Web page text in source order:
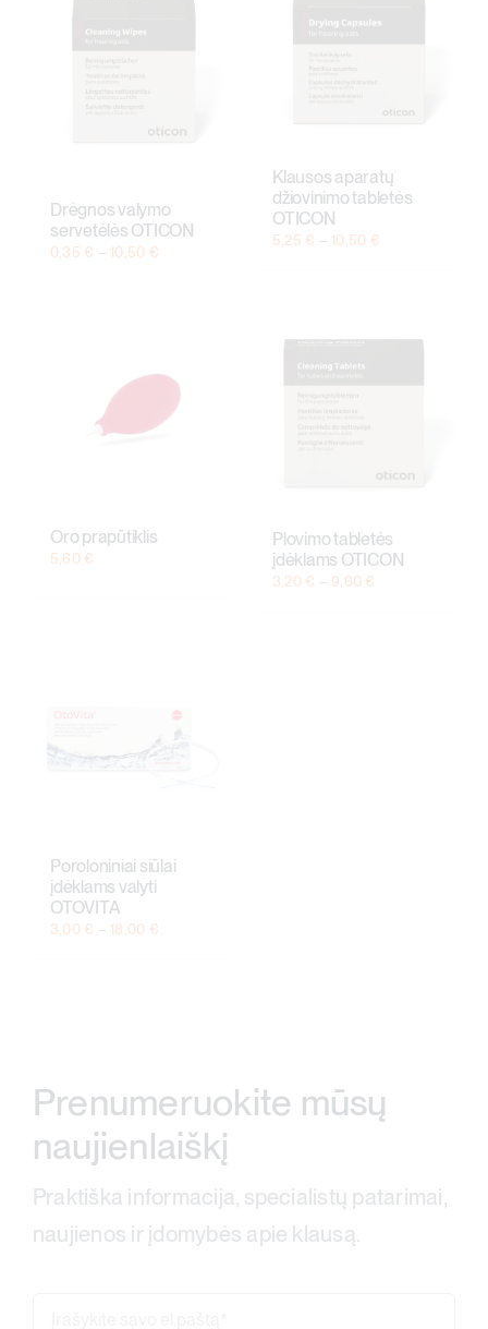
Drėgnos valymo
servetėlės OTICON
0,35 € – 10,50 €Price
Klausos aparatų
džiovinimo tabletės
OTICON
5,25 € – 10,50 €Price
Oro prapūtiklis
5,60 €
Plovimo tabletės
įdėklams OTICON
3,20 € – 9,60 €
Poroloniniai siūlai
įdėklams valyti
OTOVITA
3,00 € – 18,00 €Price
Prenumeruokite mūsų
naujienlaiškį
Praktiška informacija, specialistų patarimai,
naujienos ir įdomybės apie klausą.